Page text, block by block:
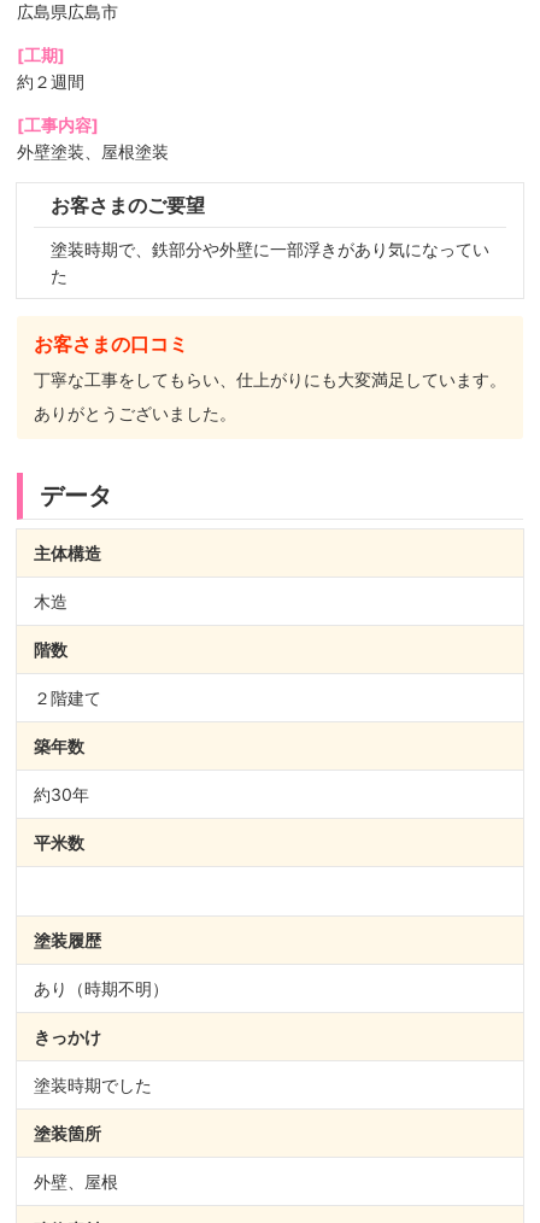
広島県広島市
[工期]
約２週間
[工事内容]
外壁塗装、屋根塗装
お客さまのご要望
塗装時期で、鉄部分や外壁に一部浮きがあり気になってい
た
お客さまの口コミ
丁寧な工事をしてもらい、仕上がりにも大変満足しています。
ありがとうございました。
データ
主体構造
木造
階数
２階建て
築年数
約30年
平米数
塗装履歴
あり（時期不明）
きっかけ
塗装時期でした
塗装箇所
外壁、屋根